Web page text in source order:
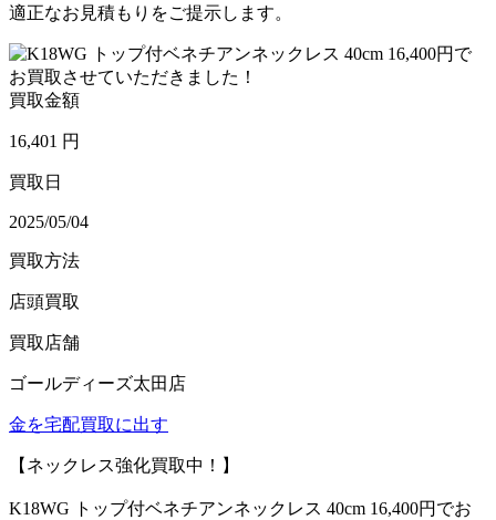
適正なお見積もりをご提示します。
買取金額
16,401 円
買取日
2025/05/04
買取方法
店頭買取
買取店舗
ゴールディーズ太田店
金を宅配買取に出す
【ネックレス強化買取中！】
K18WG トップ付ベネチアンネックレス 40cm 16,400円でお